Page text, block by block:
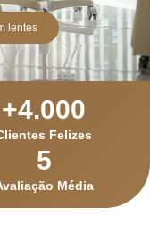
lentes
Felizes
+4.000
Média
5